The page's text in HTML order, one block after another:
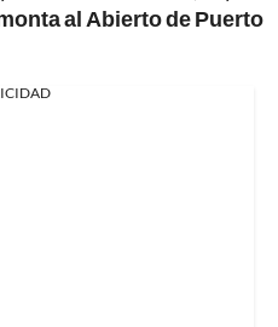
al Abierto de Puerto